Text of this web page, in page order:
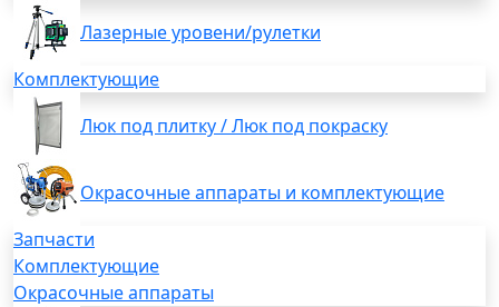
Лазерные уровени/рулетки
Комплектующие
Люк под плитку / Люк под покраску
Окрасочные аппараты и комплектующие
Запчасти
Комплектующие
Окрасочные аппараты